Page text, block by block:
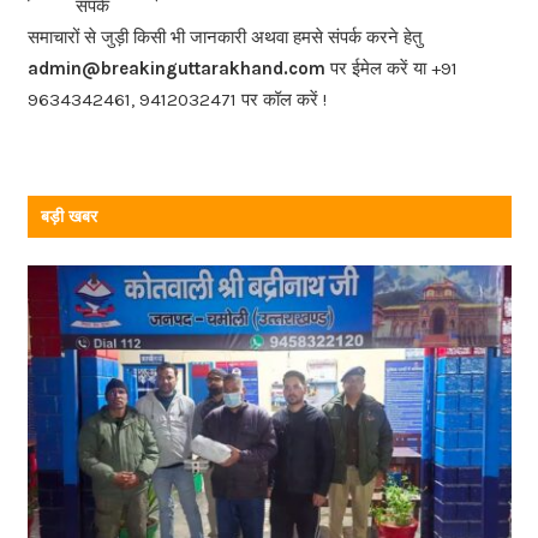
o
o
k
संपर्क
समाचारों से जुड़ी किसी भी जानकारी अथवा हमसे संपर्क करने हेतु
admin@breakinguttarakhand.com पर ईमेल करें या +91
9634342461, 9412032471 पर कॉल करें !
बड़ी खबर